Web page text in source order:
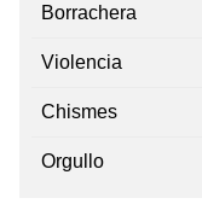
Borrachera
Violencia
Chismes
Orgullo